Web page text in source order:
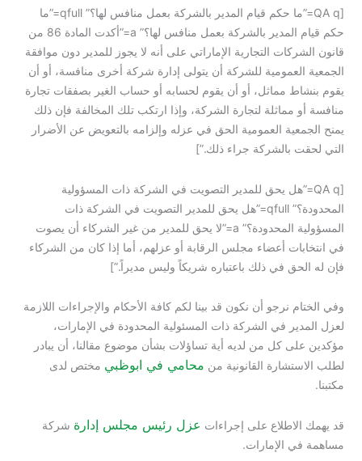
[QA q=”ما حكم قيام المدير بالشركة بعمل منافس لها؟” qfull=”ما
حكم قيام المدير بالشركة بعمل منافس لها؟” a=”أكدت المادة 86 من
قانون الشركات التجارية الإماراتي على أنه لا يجوز للمدير دون موافقة
الجمعية العمومية للشركة أن يتولى إدارة شركة أخرى منافسة، أو أن
يقوم بنشاط مماثل، أو أن يقوم لحسابه أو حساب الغير بصفقات تجارة
منافسة أو مماثلة لتجارة الشركة، وإذا ارتكب تلك المخالفة فإن ذلك
يمنح الجمعية العمومية الحق في عزله وإلزامه بالتعويض عن الأضرار
التي لحقت بالشركة جراء ذلك.”]
[QA q=”هل يحق للمدير التصويت في الشركة ذات المسؤولية
المحدودة؟” qfull=”هل يحق للمدير التصويت في الشركة ذات
المسؤولية المحدودة؟” a=”لا يحق للمدير من غير الشركاء أن يصوت
في انتخابات أعضاء مجلس الرقابة أو عزلهم، أما إذا كان من الشركاء
فإن له الحق في ذلك باعتباره شريكاً وليس مديراً.”]
وفي الختام نرجو أن نكون قد بينا لكم كافة الأحكام والإجراءات اللازمة
لعزل المدير في الشركة ذات المسئولية المحدودة في الإمارات،
مؤكدين على كل من لديه أية تساؤلات بشأن موضوع مقالنا، أن يبادر
لطلب الاستشارة القانونية من محامي في ابوظبي مختص لدى
مكتبنا.
قد يهمك الاطلاع على إجراءات عزل رئيس مجلس إدارة شركة
مساهمة في الإمارات.